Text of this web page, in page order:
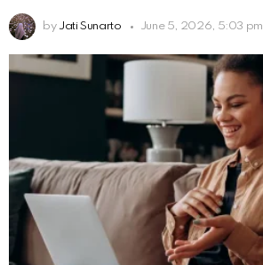
by Jati Sunarto June 5, 2026, 5:03 pm